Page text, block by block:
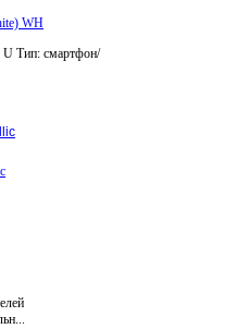
Тип: смартфон/